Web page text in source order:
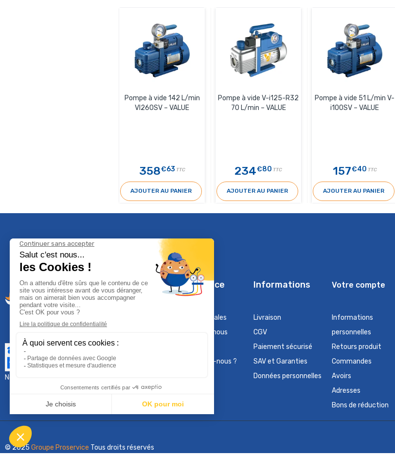
Pompe à vide 142 L/min
VI260SV – VALUE
358€63 TTC
AJOUTER AU PANIER
Pompe à vide V-i125-R32
70 L/min – VALUE
234€80 TTC
AJOUTER AU PANIER
Pompe à vide 51 L/min V-
i100SV – VALUE
157€40 TTC
AJOUTER AU PANIER
Nous contacter :
Climservice
Mentions légales
Contactez-nous
Qui sommes-nous ?
Informations
Livraison
CGV
Paiement sécurisé
SAV et Garanties
Données personnelles
Votre compte
Informations
personnelles
Retours produit
Commandes
Avoirs
Adresses
Bons de réduction
© 2025 Groupe Proservice Tous droits réservés